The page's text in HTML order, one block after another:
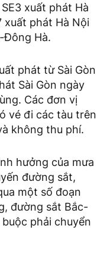
xuất phát Hà
xuất phát Hà Nội
Đông Hà.
phát từ Sài Gòn
Sài Gòn ngày
Các đơn vị
vé đi các tàu trên
không thu phí.
hưởng của mưa
đường sắt,
một số đoạn
đường sắt Bắc-
phải chuyển